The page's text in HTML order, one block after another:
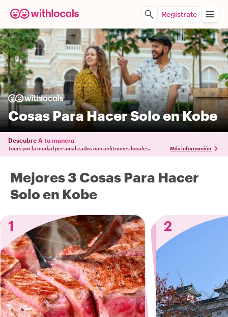
Regístrate
Cosas Para Hacer Solo en Kobe
Descubre A tu manera
Tours por la ciudad personalizados con anfitriones locales. Más información
Mejores 3 Cosas Para Hacer
Solo en Kobe
1
2